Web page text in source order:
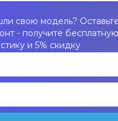
свою модель?
- получите бесплатную
и 5% скидку